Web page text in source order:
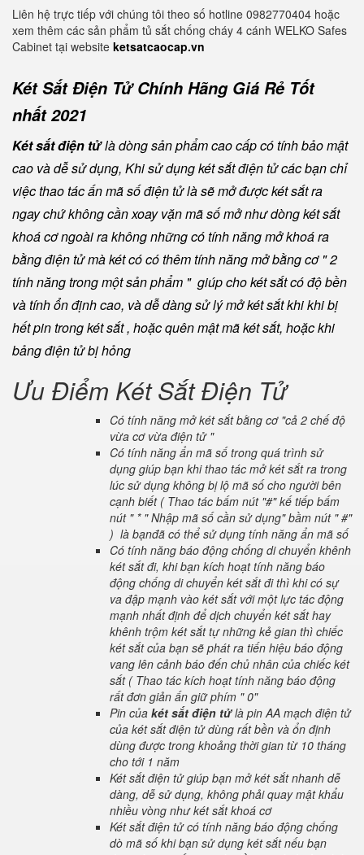
Liên hệ trực tiếp với chúng tôi theo số hotline 0982770404 hoặc
xem thêm các sản phẩm tủ sắt chống cháy 4 cánh WELKO Safes
Cabinet tại website ketsatcaocap.vn
Két Sắt Điện Tử Chính Hãng Giá Rẻ Tốt
nhất 2021
Két sắt điện tửlà dòng sản phẩm cao cấp có tính bảo mật
cao và dễ sử dụng, Khi sử dụng két sắt điện tử các bạn chỉ
việc thao tác ấn mã số điện tử là sẽ mở được két sắt ra
ngay chứ không cần xoay vặn mã số mở như dòng két sắt
khoá cơ ngoài ra không những có tính năng mở khoá ra
bằng điện tử mà két có có thêm tính năng mở bằng cơ " 2
tính năng trong một sản phẩm " giúp cho két sắt có độ bền
và tính ổn định cao, và dễ dàng sử lý mở két sắt khi khi bị
hết pin trong két sắt , hoặc quên mật mã két sắt, hoặc khi
bảng điện tử bị hỏng
Ưu Điểm Két Sắt Điện Tử
Có tính năng mở két sắt bằng cơ "cả 2 chế độ
vừa cơ vừa điện tử "
Có tính năng ẩn mã số trong quá trình sử
dụng giúp bạn khi thao tác mở két sắt ra trong
lúc sử dụng không bị lộ mã số cho người bên
cạnh biết ( Thao tác bấm nút "#" kế tiếp bấm
nút " * " Nhập mã số cần sử dụng" bầm nút " #"
) là bạnđã có thể sử dụng tính năng ẩn mã số
Có tính năng báo động chống di chuyển khênh
két sắt đi, khi bạn kích hoạt tính năng báo
động chống di chuyển két sắt đi thì khi có sự
va đập mạnh vào két sắt với một lực tác động
mạnh nhất định để dịch chuyển két sắt hay
khênh trộm két sắt tự những kẻ gian thì chiếc
két sắt của bạn sẽ phát ra tiến hiệu báo động
vang lên cảnh báo đến chủ nhân của chiếc két
sắt ( Thao tác kích hoạt tính năng báo động
rất đơn giản ấn giữ phím " 0"
Pin của két sắt điện tửlà pin AA mạch điện tử
của két sắt điện tử dùng rất bền và ổn định
dùng được trong khoảng thời gian từ 10 tháng
cho tới 1 năm
Két sắt điện tử giúp bạn mở két sắt nhanh dễ
dàng, dễ sử dụng, không phải quay mật khẩu
nhiều vòng như két sắt khoá cơ
Két sắt điện tử có tính năng báo động chống
dò mã số khi bạn sử dụng két sắt nếu bạn